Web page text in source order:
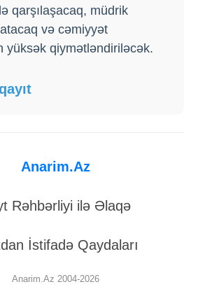
qarşılaşacaq, müdrik
və cəmiyyət
yüksək qiymətləndiriləcək.
Anarim.Az
Rəhbərliyi ilə Əlaqə
İstifadə Qaydaları
Anarim.Az 2004-2026